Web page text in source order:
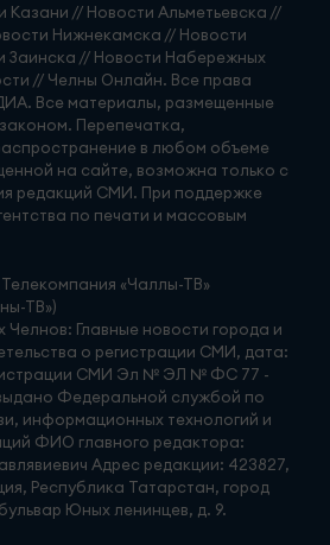
Казани // Новости Альметьевска //
Нижнекамска // Новости
Заинска // Новости Набережных
// Челны Онлайн. Все права
Все материалы, размещенные
Перепечатка,
в любом объеме
на сайте, возможна только с
редакций СМИ. При поддержке
по печати и массовым
«Чаллы-ТВ»
ТВ»)
Главные новости города и
о регистрации СМИ, дата:
СМИ Эл № ЭЛ № ФС 77 -
выдано Федеральной службой по
информационных технологий и
ФИО главного редактора:
Адрес редакции: 423827,
Республика Татарстан, город
Юных ленинцев, д. 9.